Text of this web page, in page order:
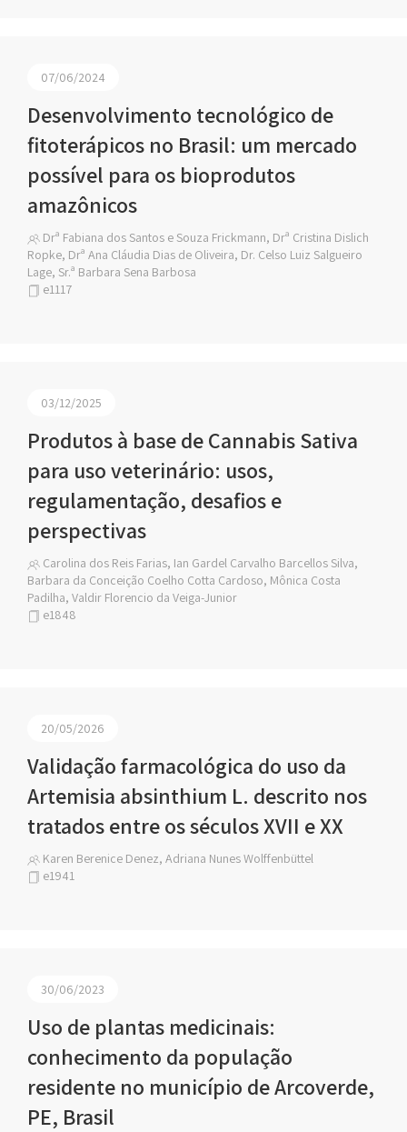
07/06/2024
Desenvolvimento tecnológico de
fitoterápicos no Brasil: um mercado
possível para os bioprodutos
amazônicos
Drª Fabiana dos Santos e Souza Frickmann, Drª Cristina Dislich
Ropke, Drª Ana Cláudia Dias de Oliveira, Dr. Celso Luiz Salgueiro
Lage, Sr.ª Barbara Sena Barbosa
e1117
03/12/2025
Produtos à base de Cannabis Sativa
para uso veterinário: usos,
regulamentação, desafios e
perspectivas
Carolina dos Reis Farias, Ian Gardel Carvalho Barcellos Silva,
Barbara da Conceição Coelho Cotta Cardoso, Mônica Costa
Padilha, Valdir Florencio da Veiga-Junior
e1848
20/05/2026
Validação farmacológica do uso da
Artemisia absinthium L. descrito nos
tratados entre os séculos XVII e XX
Karen Berenice Denez, Adriana Nunes Wolffenbüttel
e1941
30/06/2023
Uso de plantas medicinais:
conhecimento da população
residente no município de Arcoverde,
PE, Brasil